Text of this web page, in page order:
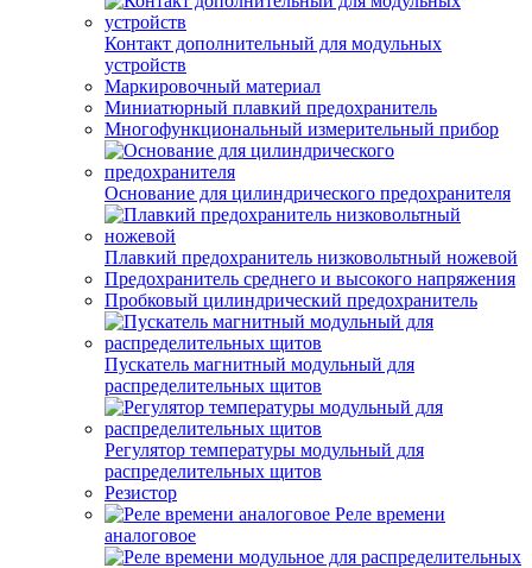
Контакт дополнительный для модульных
устройств
Маркировочный материал
Миниатюрный плавкий предохранитель
Многофункциональный измерительный прибор
Основание для цилиндрического предохранителя
Плавкий предохранитель низковольтный ножевой
Предохранитель среднего и высокого напряжения
Пробковый цилиндрический предохранитель
Пускатель магнитный модульный для
распределительных щитов
Регулятор температуры модульный для
распределительных щитов
Резистор
Реле времени
аналоговое